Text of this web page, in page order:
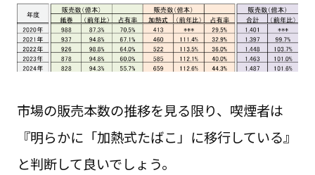
市場の販売本数の推移を見る限り、喫煙者は
『明らかに「加熱式たばこ」に移行している』
と判断して良いでしょう。